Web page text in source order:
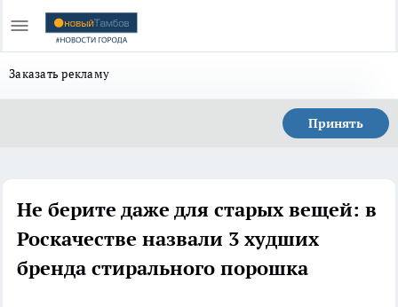
Заказать рекламу
Принять
Не берите даже для старых вещей: в
Роскачестве назвали 3 худших
бренда стирального порошка